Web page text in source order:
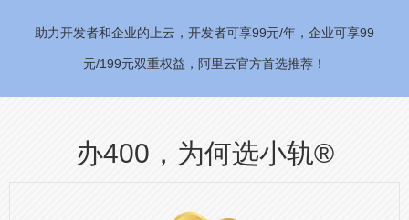
助力开发者和企业的上云，开发者可享99元/年，企业可享99
元/199元双重权益，阿里云官方首选推荐！
办400，为何选小轨®